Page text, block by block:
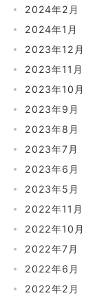
2024年2月
2024年1月
2023年12月
2023年11月
2023年10月
2023年9月
2023年8月
2023年7月
2023年6月
2023年5月
2022年11月
2022年10月
2022年7月
2022年6月
2022年2月